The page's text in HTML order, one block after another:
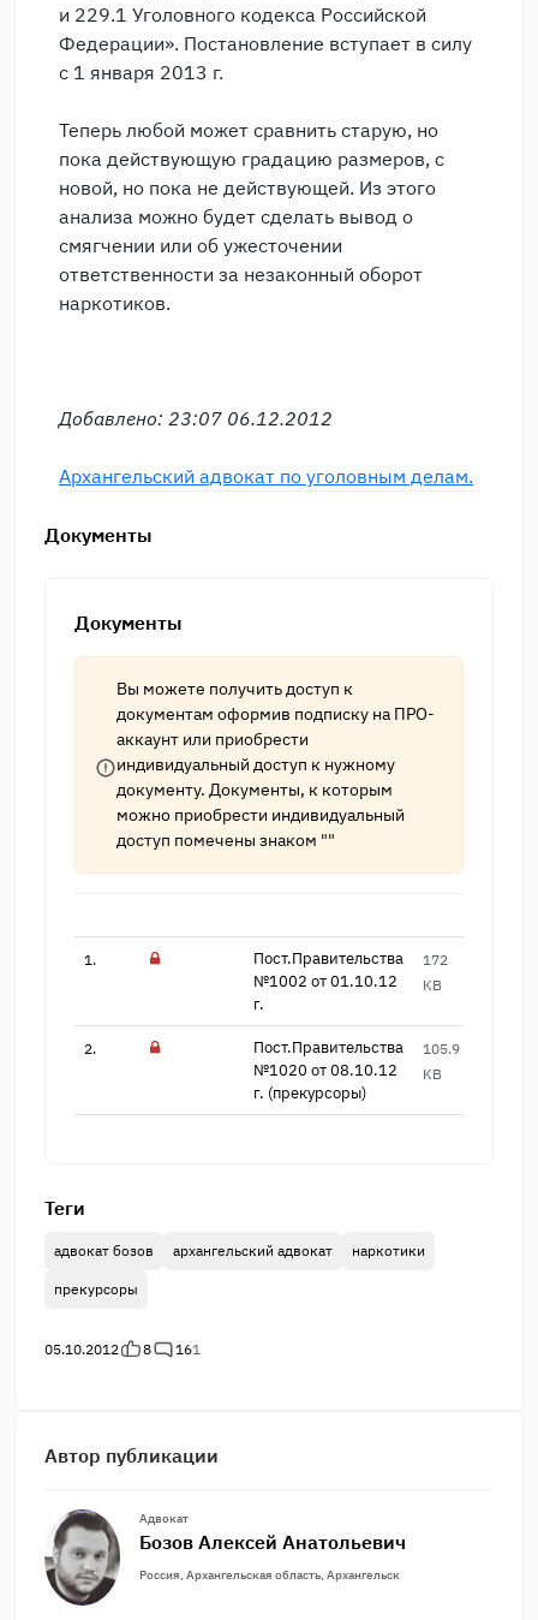
и 229.1 Уголовного кодекса Российской
Федерации». Постановление вступает в силу
с 1 января 2013 г.
Теперь любой может сравнить старую, но
пока действующую градацию размеров, с
новой, но пока не действующей. Из этого
анализа можно будет сделать вывод о
смягчении или об ужесточении
ответственности за незаконный оборот
наркотиков.
Добавлено: 23:07 06.12.2012
Архангельский адвокат по уголовным делам.
Документы
Документы
Вы можете получить доступ к
документам оформив подписку на ПРО-
аккаунт или приобрести
индивидуальный доступ к нужному
документу. Документы, к которым
можно приобрести индивидуальный
доступ помечены знаком ""
1.
Пост.Правительства
№​1002 от 01.10.12
г.
172
KB
2.
Пост.Правительства
№​1020 от 08.10.12
г. ​(прекурсоры)
105.9
KB
Теги
адвокат бозов архангельский адвокат наркотики
прекурсоры
05.10.2012 8 161
Автор публикации
Адвокат
Бозов Алексей Анатольевич
Россия, Архангельская область, Архангельск